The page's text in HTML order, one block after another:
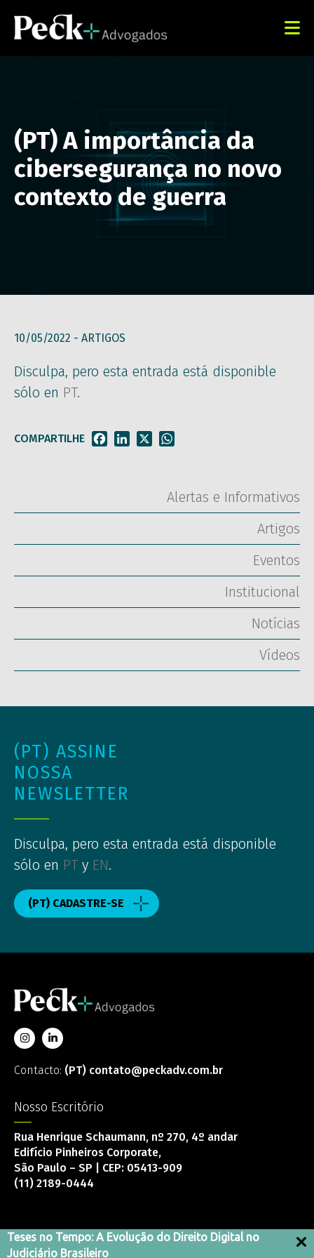
Teses no Tempo: A Evolução do Direito Digital no
Judiciário Brasileiro
(PT) A importância da
cibersegurança no novo
contexto de guerra
10/05/2022 - ARTIGOS
Disculpa, pero esta entrada está disponible
sólo en PT.
COMPARTILHE FacebookLinkedIn
Alertas e Informativos
Artigos
Eventos
Institucional
Notícias
Vídeos
(PT) ASSINE
NOSSA
NEWSLETTER
Disculpa, pero esta entrada está disponible
sólo en PT y EN.
(PT) CADASTRE-SE
Contacto: (PT) contato@peckadv.com.br
Nosso Escritório
Rua Henrique Schaumann, nº 270, 4º andar
Edifício Pinheiros Corporate,
São Paulo – SP | CEP: 05413-909
(11) 2189-0444